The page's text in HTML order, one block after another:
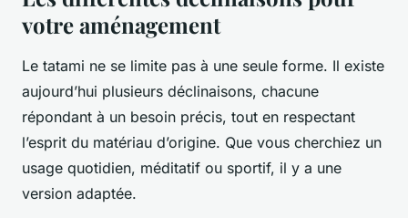
votre aménagement
Le tatami ne se limite pas à une seule forme. Il existe
aujourd’hui plusieurs déclinaisons, chacune
répondant à un besoin précis, tout en respectant
l’esprit du matériau d’origine. Que vous cherchiez un
usage quotidien, méditatif ou sportif, il y a une
version adaptée.